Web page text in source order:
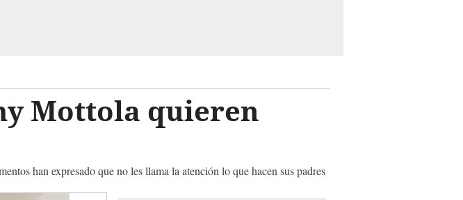
Mottola quieren
han expresado que no les llama la atención lo que hacen sus padres